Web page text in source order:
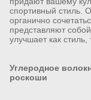
спортивный стиль.
органично
представляют
улучшает как стиль,
Углеродное
роскоши